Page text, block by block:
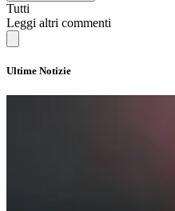
Tutti
Leggi altri commenti
Ultime Notizie